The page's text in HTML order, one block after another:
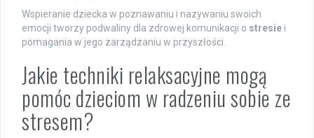
Wspieranie dziecka w poznawaniu i nazywaniu swoich
emocji tworzy podwaliny dla zdrowej komunikacji o stresie i
pomagania w jego zarządzaniu w przyszłości.
Jakie techniki relaksacyjne mogą
pomóc dzieciom w radzeniu sobie ze
stresem?